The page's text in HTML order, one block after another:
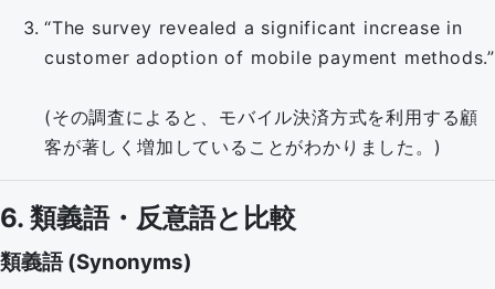
“The survey revealed a significant increase in
customer adoption of mobile payment methods.”
(その調査によると、モバイル決済方式を利用する顧
客が著しく増加していることがわかりました。)
6. 類義語・反意語と比較
類義語 (Synonyms)